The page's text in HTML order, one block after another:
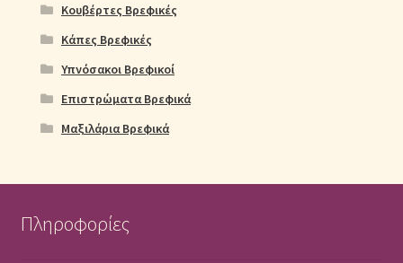
Κουβέρτες Βρεφικές
Κάπες Βρεφικές
Υπνόσακοι Βρεφικοί
Επιστρώματα Βρεφικά
Μαξιλάρια Βρεφικά
Πληροφορίες